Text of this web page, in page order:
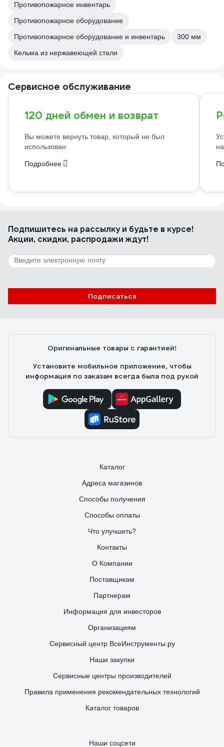
Противопожарное инвентарь
Противопожарное оборудование
Противопожарное оборудование и инвентарь
300 мм
Кельма из нержавеющей стали
Сервисное обслуживание
120 дней обмен и возврат
Вы можете вернуть товар, который не был
использован
Подробнее
Подпишитесь на рассылкуи будьте в курсе!
Акции, скидки, распродажи ждут!
Подписаться
Оригинальные товары с гарантией!
Установите мобильное приложение, чтобы
информация по заказам всегда была под рукой
Каталог
Адреса магазинов
Способы получения
Способы оплаты
Что улучшить?
Контакты
О Компании
Поставщикам
Партнерам
Информация для инвесторов
Организациям
Сервисный центр ВсеИнструменты.ру
Наши закупки
Сервисные центры производителей
Правила применения рекомендательных технологий
Каталог товаров
Наши соцсети